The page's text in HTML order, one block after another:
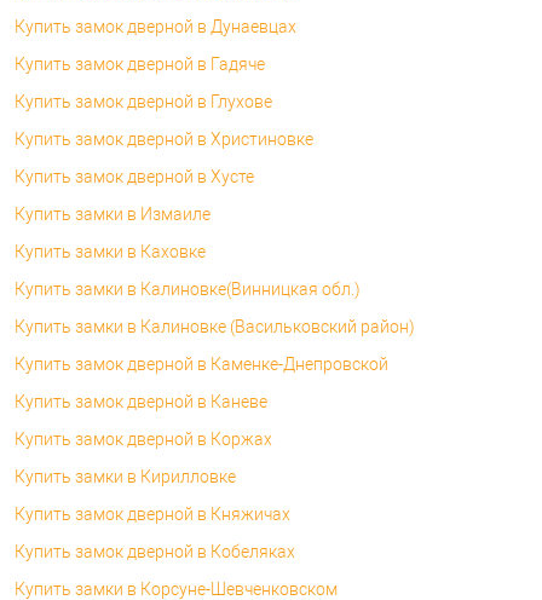
Купить замок дверной в Дунаевцах
Купить замок дверной в Гадяче
Купить замок дверной в Глухове
Купить замок дверной в Христиновке
Купить замок дверной в Хусте
Купить замки в Измаиле
Купить замки в Каховке
Купить замки в Калиновке(Винницкая обл.)
Купить замки в Калиновке (Васильковский район)
Купить замок дверной в Каменке-Днепровской
Купить замок дверной в Каневе
Купить замок дверной в Коржах
Купить замки в Кирилловке
Купить замок дверной в Княжичах
Купить замок дверной в Кобеляках
Купить замки в Корсуне-Шевченковском